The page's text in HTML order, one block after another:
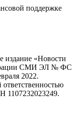
поддержке
издание «Новости
СМИ ЭЛ № ФС
2022.
1107232023249.